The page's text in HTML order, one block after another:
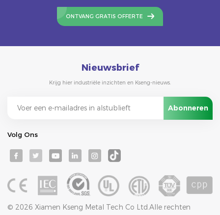
ONTVANG GRATIS OFFERTE
Nieuwsbrief
Krijg hier industriële inzichten en Kseng-nieuws.
Volg Ons
© 2026 Xiamen Kseng Metal Tech Co Ltd.Alle rechten